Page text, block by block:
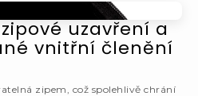
uzavření a
vnitřní členění
zipem, což spolehlivě chrání